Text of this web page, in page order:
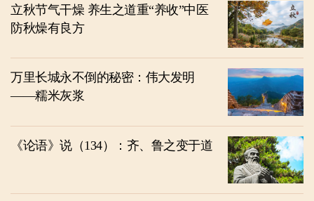
立秋节气干燥 养生之道重“养收”中医
防秋燥有良方
万里长城永不倒的秘密：伟大发明
——糯米灰浆
《论语》说（134）：齐、鲁之变于道